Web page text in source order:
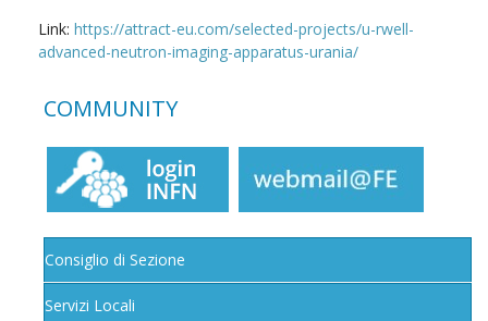
Link: https://attract-eu.com/selected-projects/u-rwell-
advanced-neutron-imaging-apparatus-urania/
COMMUNITY
Consiglio di Sezione
Servizi Locali